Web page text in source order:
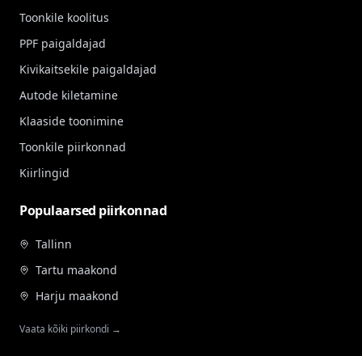
Toonkile koolitus
PPF paigaldajad
Kivikaitsekile paigaldajad
Autode kiletamine
Klaaside toonimine
Toonkile piirkonnad
Kiirlingid
Populaarsed piirkonnad
Tallinn
Tartu maakond
Harju maakond
Vaata kõiki piirkondi →